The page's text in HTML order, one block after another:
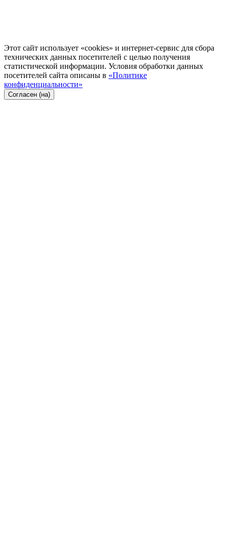
Этот сайт использует «cookies» и интернет-сервис для сбора
технических данных посетителей с целью получения
статистической информации. Условия обработки данных
посетителей сайта описаны в «Политике
конфиденциальности»
Согласен (на)